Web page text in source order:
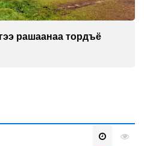
рашаанаа тордъё